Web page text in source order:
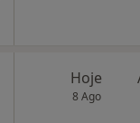
Hoje
8 Ago